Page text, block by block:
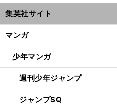
集英社サイト
マンガ
少年マンガ
週刊少年ジャンプ
ジャンプSQ